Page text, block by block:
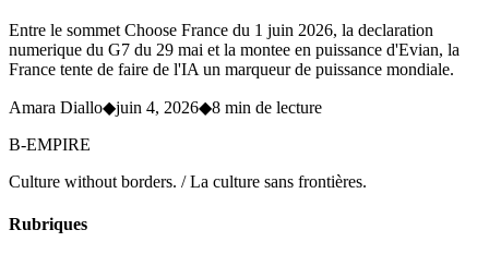
Entre le sommet Choose France du 1 juin 2026, la declaration
numerique du G7 du 29 mai et la montee en puissance d'Evian, la
France tente de faire de l'IA un marqueur de puissance mondiale.
Amara Diallo◆juin 4, 2026◆8 min de lecture
B-EMPIRE
Culture without borders. / La culture sans frontières.
Rubriques